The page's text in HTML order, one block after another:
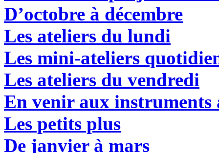
D’octobre à décembre
Les ateliers du lundi
Les mini-ateliers
Les ateliers du vendredi
En venir aux instruments
Les petits plus
De janvier à mars